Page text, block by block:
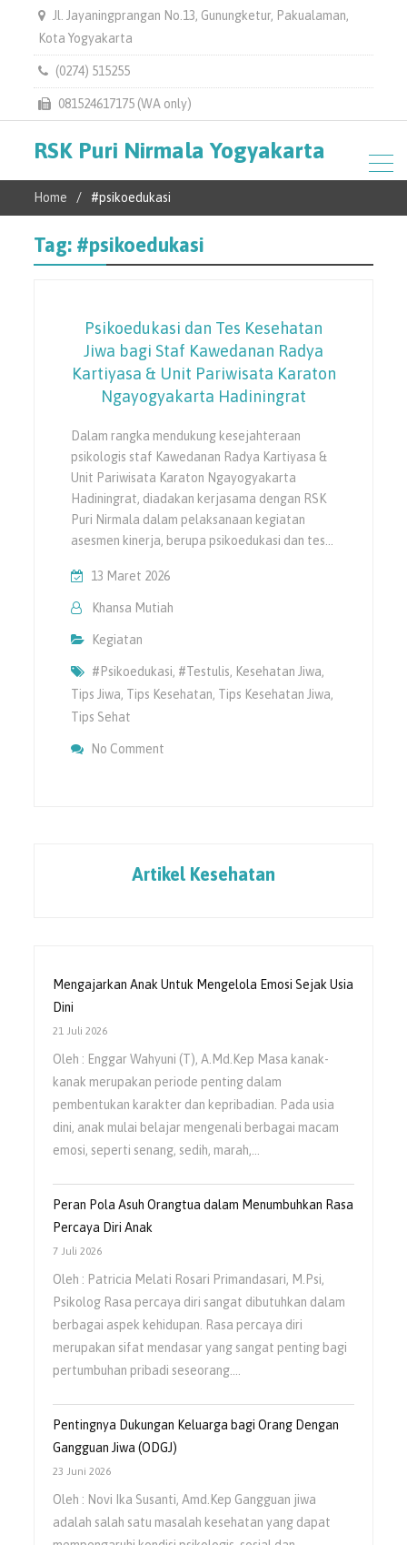
Jl. Jayaningprangan No.13, Gunungketur, Pakualaman,
Kota Yogyakarta
(0274) 515255
081524617175 (WA only)
RSK Puri Nirmala Yogyakarta
Home #psikoedukasi
Tag: #psikoedukasi
Psikoedukasi dan Tes Kesehatan
Jiwa bagi Staf Kawedanan Radya
Kartiyasa & Unit Pariwisata Karaton
Ngayogyakarta Hadiningrat
Dalam rangka mendukung kesejahteraan
psikologis staf Kawedanan Radya Kartiyasa &
Unit Pariwisata Karaton Ngayogyakarta
Hadiningrat, diadakan kerjasama dengan RSK
Puri Nirmala dalam pelaksanaan kegiatan
asesmen kinerja, berupa psikoedukasi dan tes…
13 Maret 2026
Khansa Mutiah
Kegiatan
#psikoedukasi, #testulis, Kesehatan Jiwa,
Tips Jiwa, Tips Kesehatan, Tips Kesehatan Jiwa,
Tips Sehat
No Comment
Artikel Kesehatan
Mengajarkan Anak Untuk Mengelola Emosi Sejak Usia
Dini
21 Juli 2026
Oleh : Enggar Wahyuni (T), A.Md.Kep Masa kanak-
kanak merupakan periode penting dalam
pembentukan karakter dan kepribadian. Pada usia
dini, anak mulai belajar mengenali berbagai macam
emosi, seperti senang, sedih, marah,…
Peran Pola Asuh Orangtua dalam Menumbuhkan Rasa
Percaya Diri Anak
7 Juli 2026
Oleh : Patricia Melati Rosari Primandasari, M.Psi,
Psikolog Rasa percaya diri sangat dibutuhkan dalam
berbagai aspek kehidupan. Rasa percaya diri
merupakan sifat mendasar yang sangat penting bagi
pertumbuhan pribadi seseorang.…
Pentingnya Dukungan Keluarga bagi Orang Dengan
Gangguan Jiwa (ODGJ)
23 Juni 2026
Oleh : Novi Ika Susanti, Amd.Kep Gangguan jiwa
adalah salah satu masalah kesehatan yang dapat